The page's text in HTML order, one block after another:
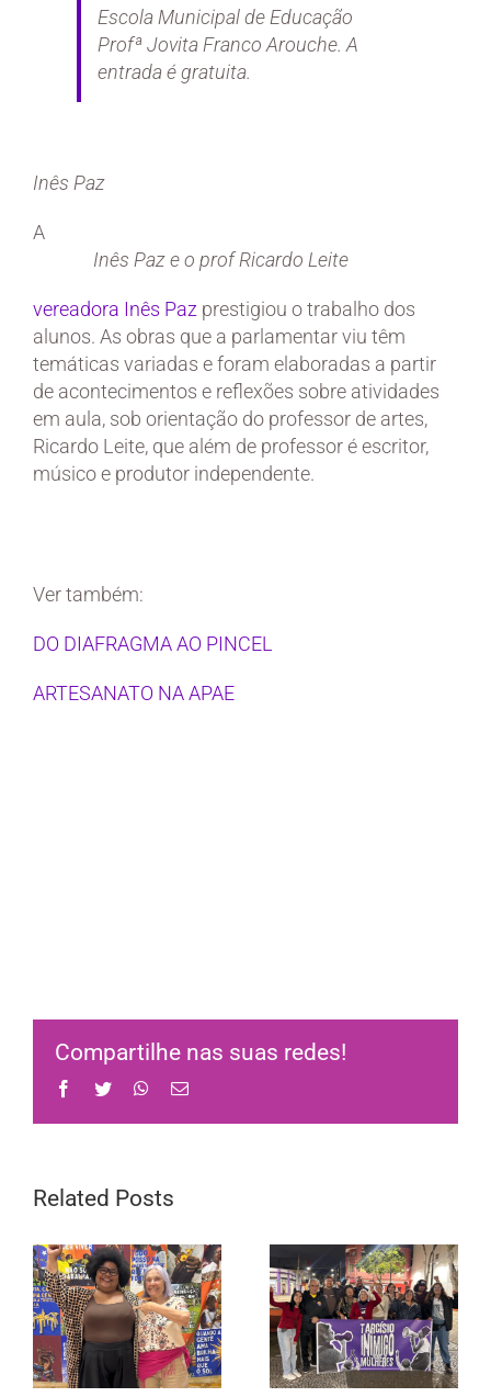
Escola Municipal de Educação
Profª Jovita Franco Arouche. A
entrada é gratuita.
Inês Paz
Inês Paz e o prof Ricardo Leite
A
vereadora Inês Paz prestigiou o trabalho dos
alunos. As obras que a parlamentar viu têm
temáticas variadas e foram elaboradas a partir
de acontecimentos e reflexões sobre atividades
em aula, sob orientação do professor de artes,
Ricardo Leite, que além de professor é escritor,
músico e produtor independente.
Ver também:
DO DIAFRAGMA AO PINCEL
ARTESANATO NA APAE
Compartilhe nas suas redes!
Facebook
Twitter WhatsApp
Email
Related Posts